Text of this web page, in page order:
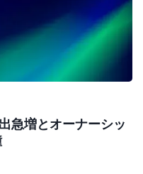
急増とオーナーシッ